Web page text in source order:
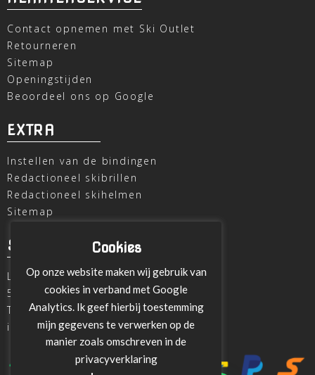
Contact opnemen met Ski Outlet
Retourneren
Sitemap
Openingstijden
Beoordeel ons op Google
EXTRA
Instellen van de bindingen
Redactioneel skibrillen
Redactioneel skihelmen
Sitemap
SKI OUTLET
Laagheidehof 8
5804 XC Venray
T
+31 478 515696
info@ski-outlet-venray.nl
Cookies
Op onze website maken wij gebruik van
cookies in verband met Google
Analytics. Ik geef hierbij toestemming
mijn gegevens te verwerken op de
manier zoals omschreven in de
privacyverklaring